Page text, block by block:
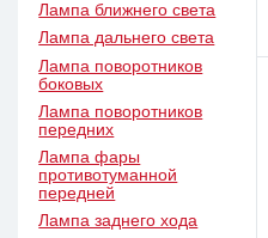
Лампа ближнего света
Лампа дальнего света
Лампа поворотников
боковых
Лампа поворотников
передних
Лампа фары
противотуманной
передней
Лампа заднего хода